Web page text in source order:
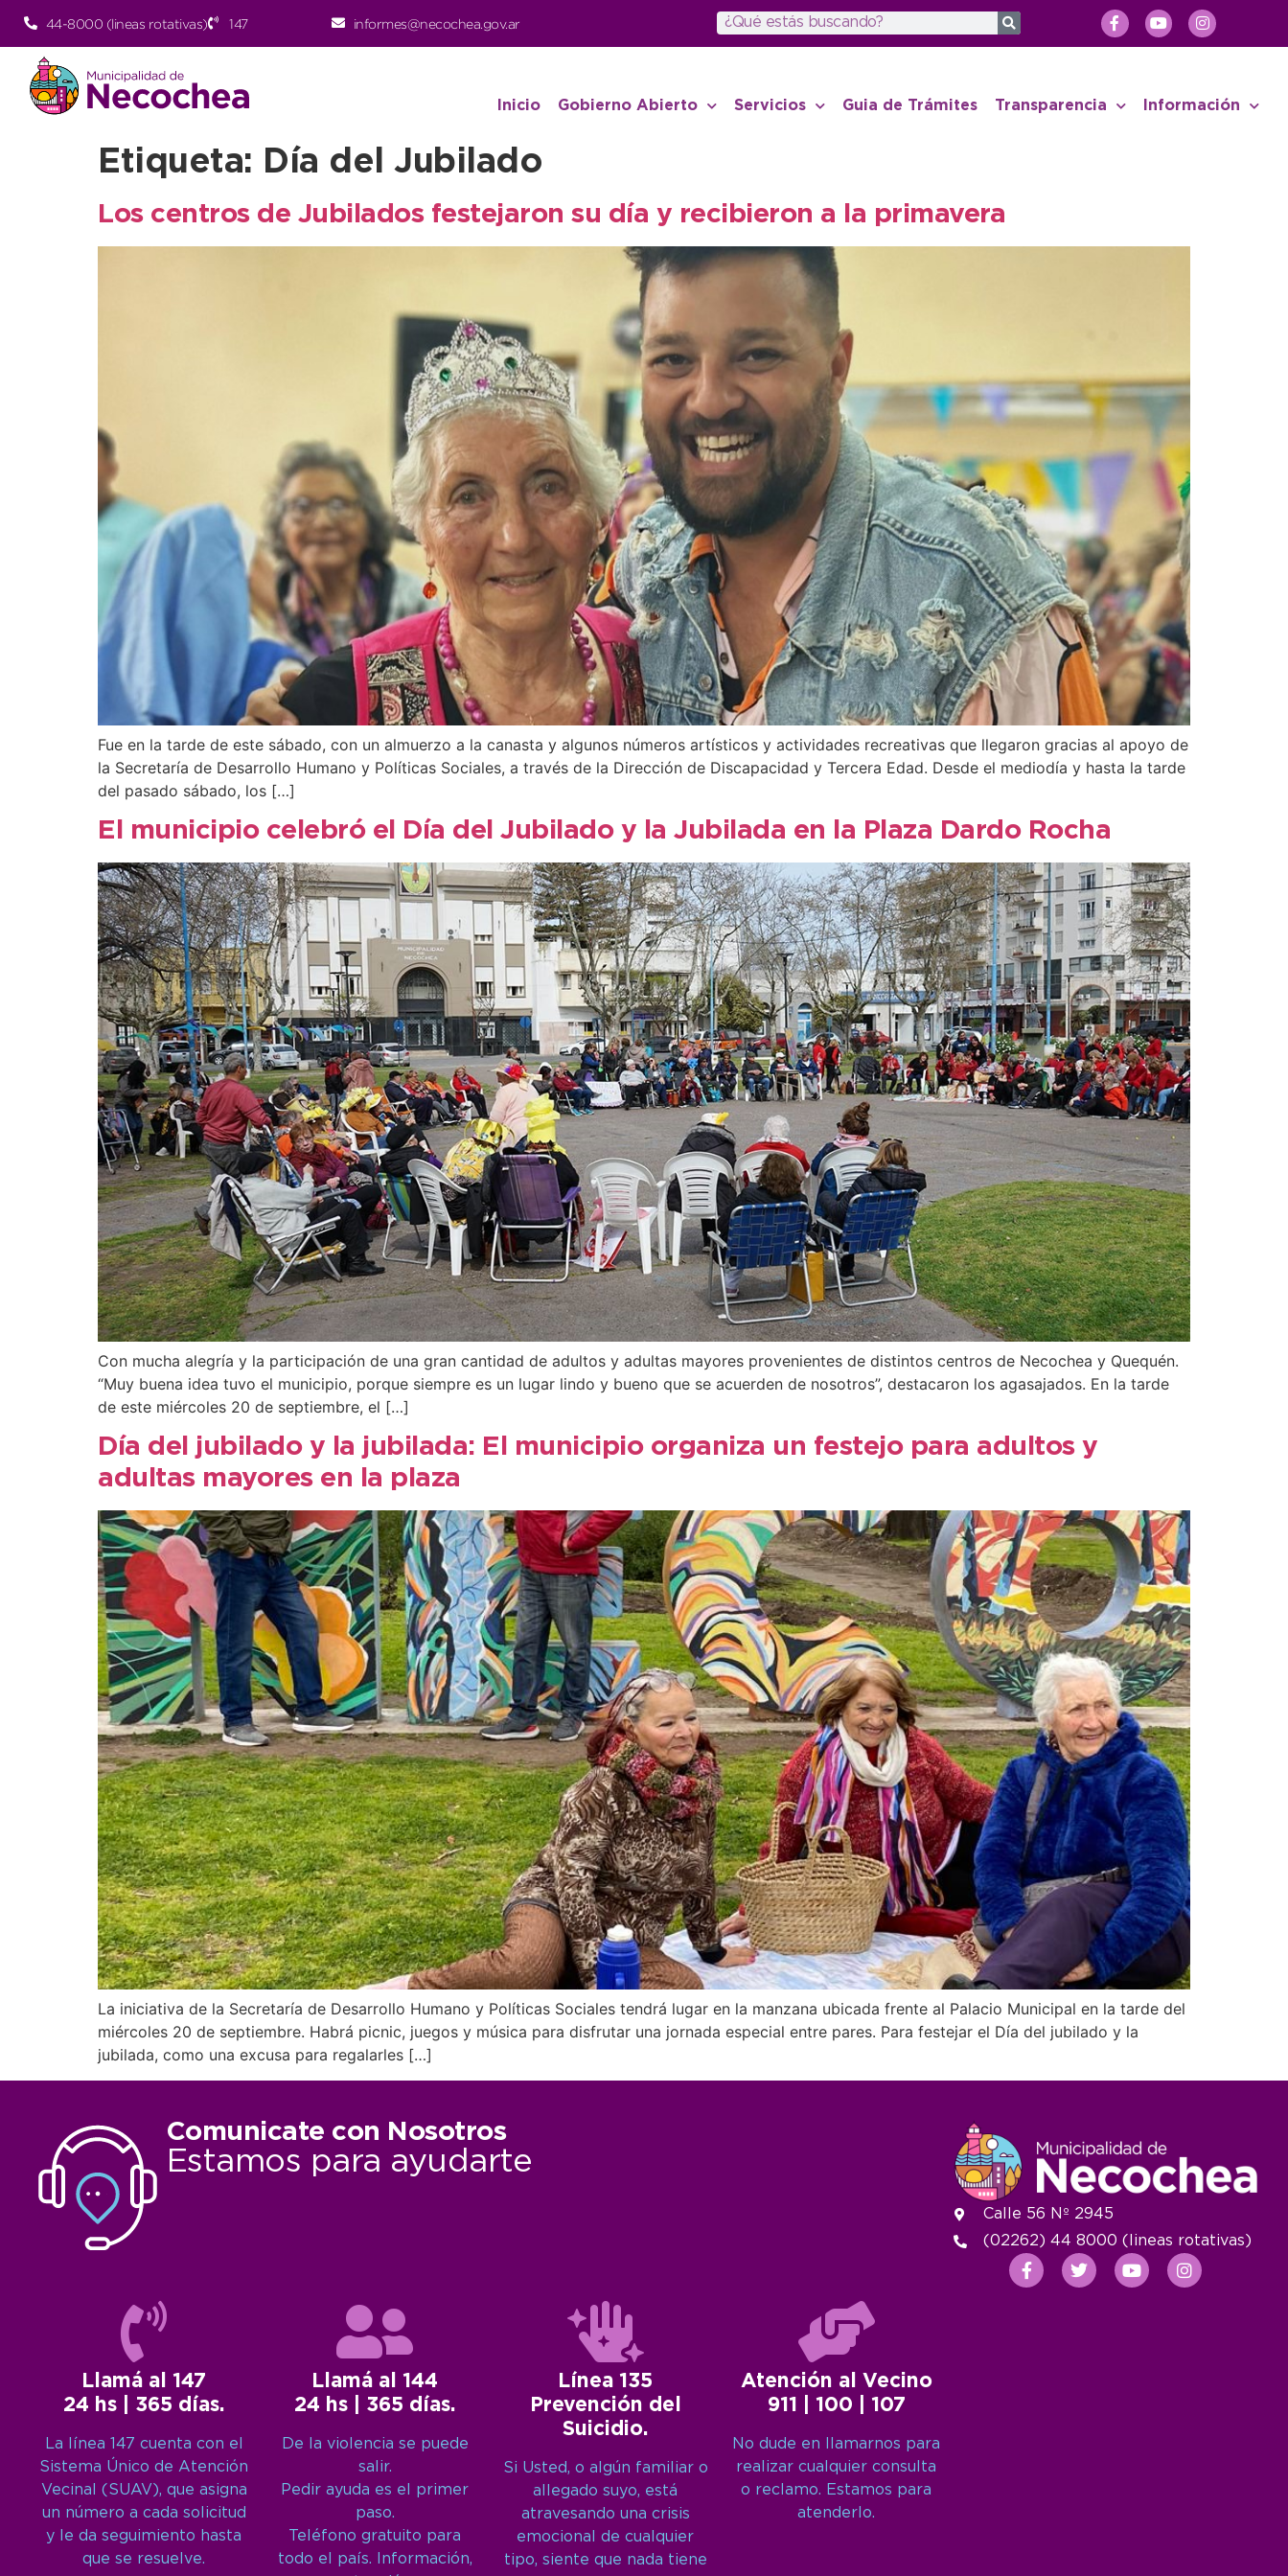
44-8000 (lineas rotativas) 147 informes@necochea.gov.ar
Inicio Gobierno Abierto Servicios Guia de Trámites Transparencia Información
Etiqueta: Día del Jubilado
Los centros de Jubilados festejaron su día y recibieron a la primavera
Fue en la tarde de este sábado, con un almuerzo a la canasta y algunos números artísticos y actividades recreativas que llegaron gracias al apoyo de
la Secretaría de Desarrollo Humano y Políticas Sociales, a través de la Dirección de Discapacidad y Tercera Edad. Desde el mediodía y hasta la tarde
del pasado sábado, los […]
El municipio celebró el Día del Jubilado y la Jubilada en la Plaza Dardo Rocha
Con mucha alegría y la participación de una gran cantidad de adultos y adultas mayores provenientes de distintos centros de Necochea y Quequén.
“Muy buena idea tuvo el municipio, porque siempre es un lugar lindo y bueno que se acuerden de nosotros”, destacaron los agasajados. En la tarde
de este miércoles 20 de septiembre, el […]
Día del jubilado y la jubilada: El municipio organiza un festejo para adultos y
adultas mayores en la plaza
La iniciativa de la Secretaría de Desarrollo Humano y Políticas Sociales tendrá lugar en la manzana ubicada frente al Palacio Municipal en la tarde del
miércoles 20 de septiembre. Habrá picnic, juegos y música para disfrutar una jornada especial entre pares. Para festejar el Día del jubilado y la
jubilada, como una excusa para regalarles […]
Comunicate con Nosotros
Estamos para ayudarte
Llamá al 147
24 hs | 365 días.
La línea 147 cuenta con el
Sistema Único de Atención
Vecinal (SUAV), que asigna
un número a cada solicitud
y le da seguimiento hasta
que se resuelve.
Llamá al 144
24 hs | 365 días.
De la violencia se puede
salir.
Pedir ayuda es el primer
paso.
Teléfono gratuito para
todo el país. Información,
Línea 135
Prevención del
Suicidio.
Si Usted, o algún familiar o
allegado suyo, está
atravesando una crisis
emocional de cualquier
tipo, siente que nada tiene
Atención al Vecino
911 | 100 | 107
No dude en llamarnos para
realizar cualquier consulta
o reclamo. Estamos para
atenderlo.
Calle 56 Nº 2945
(02262) 44 8000 (lineas rotativas)